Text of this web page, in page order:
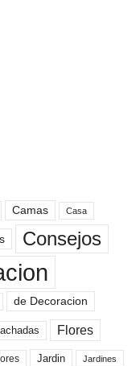
Camas Casa
Consejos
de Decoracion
Flores
Jardin Jardines